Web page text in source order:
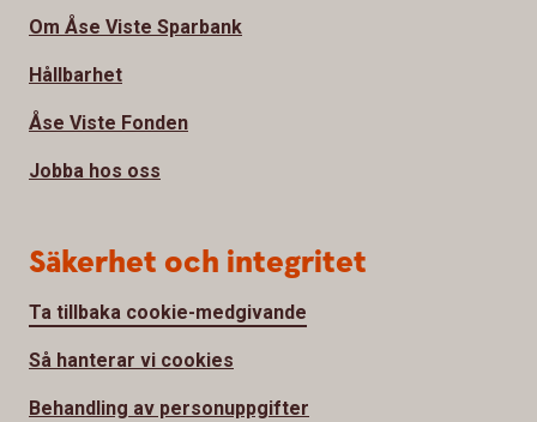
Om Åse Viste Sparbank
Hållbarhet
Åse Viste Fonden
Jobba hos oss
Säkerhet och integritet
Ta tillbaka cookie-medgivande
Så hanterar vi cookies
Behandling av personuppgifter